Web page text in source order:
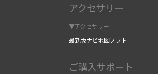
アクセサリー
▼アクセサリー
最新版ナビ地図ソフト
ご購入サポート